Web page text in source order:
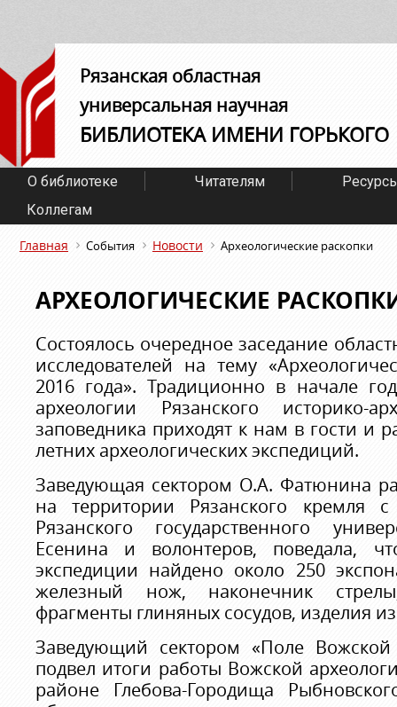
Рязанская областная
универсальная научная
БИБЛИОТЕКА ИМЕНИ ГОРЬКОГО
О библиотеке Читателям
Коллегам
Главная События Новости Археологические раскопки
АРХЕОЛОГИЧЕСКИЕ
Состоялось очередное заседание
исследователей на тему
2016 года». Традиционно в начале
археологии Рязанского историко-
заповедника приходят к нам в гости и
летних археологических экспедиций.
Заведующая сектором О.А. Фатюнина
на территории Рязанского кремля с
Рязанского государственного
Есенина и волонтеров, поведала,
экспедиции найдено около 250
железный нож, наконечник
фрагменты глиняных сосудов, изделия
Заведующий сектором «Поле
подвел итоги работы Вожской
районе Глебова-Городища